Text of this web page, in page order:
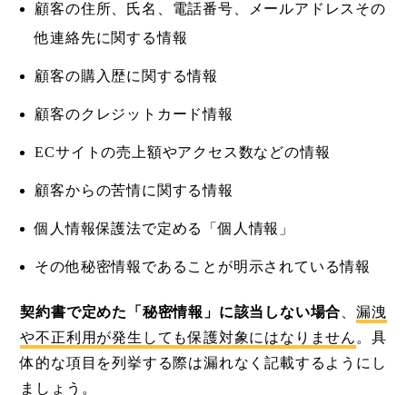
顧客の住所、氏名、電話番号、メールアドレスその
他連絡先に関する情報
顧客の購入歴に関する情報
顧客のクレジットカード情報
ECサイトの売上額やアクセス数などの情報
顧客からの苦情に関する情報
個人情報保護法で定める「個人情報」
その他秘密情報であることが明示されている情報
契約書で定めた「秘密情報」に該当しない場合 、漏洩
や不正利用が発生しても保護対象にはなりません 。具
体的な項目を列挙する際は漏れなく記載するようにし
ましょう。